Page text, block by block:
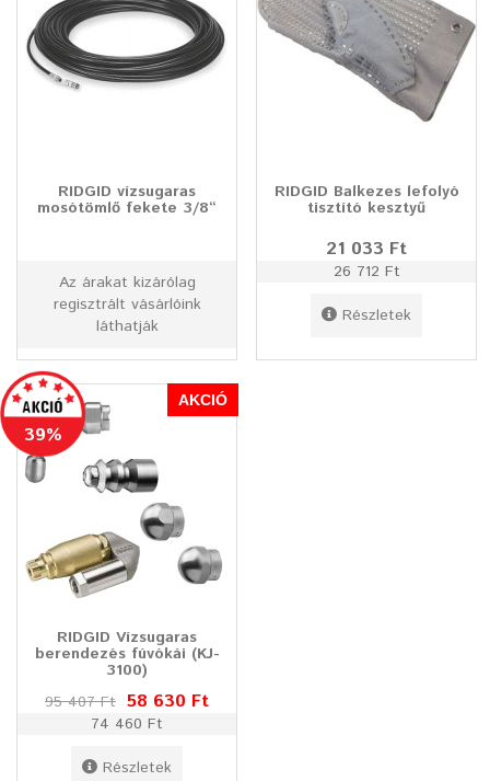
RIDGID vízsugaras
mosótömlő fekete 3/8“
Az árakat kizárólag
regisztrált vásárlóink
láthatják
RIDGID Balkezes lefolyó
tisztító kesztyű
21 033 Ft
26 712 Ft
Részletek
39%
AKCIÓ
RIDGID Vízsugaras
berendezés fúvókái (KJ-
3100)
95 407 Ft 58 630 Ft
74 460 Ft
Részletek